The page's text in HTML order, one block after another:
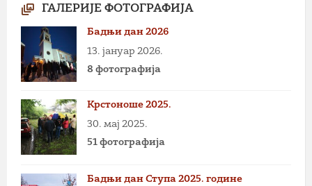
ГАЛЕРИЈЕ ФОТОГРАФИЈА
Бадњи дан 2026
13. јануар 2026.
8 фотографија
Крстоноше 2025.
30. мај 2025.
51 фотографија
Бадњи дан Ступа 2025. године